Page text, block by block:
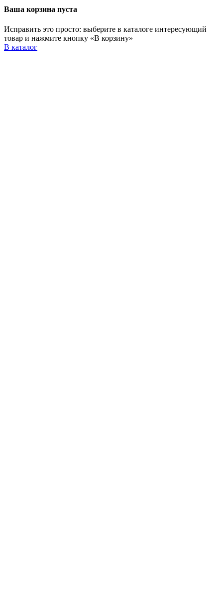
Ваша корзина пуста
Исправить это просто: выберите в каталоге интересующий
товар и нажмите кнопку «В корзину»
В каталог